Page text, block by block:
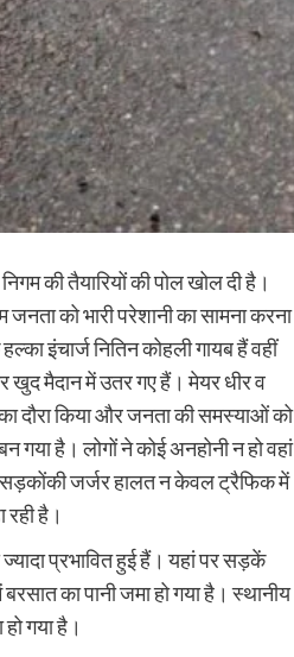
की तैयारियों की पोल खोल दी है।
को भारी परेशानी का सामना करना
इंचार्ज नितिन कोहली गायब हैं वहीं
खुद मैदान में उतर गए हैं। मेयर धीर व
किया और जनता की समस्याओं को
है। लोगों ने कोई अनहोनी न हो वहां
जर्जर हालत न केवल ट्रैफिक में
रही है।
प्रभावित हुई हैं। यहां पर सड़कें
का पानी जमा हो गया है। स्थानीय
गया है।